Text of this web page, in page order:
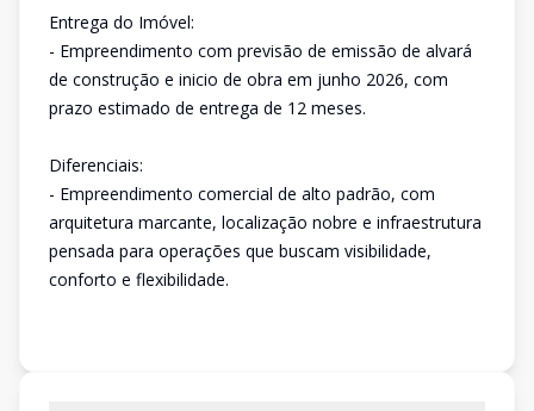
Entrega do Imóvel:
- Empreendimento com previsão de emissão de alvará
de construção e inicio de obra em junho 2026, com
prazo estimado de entrega de 12 meses.
Diferenciais:
- Empreendimento comercial de alto padrão, com
arquitetura marcante, localização nobre e infraestrutura
pensada para operações que buscam visibilidade,
conforto e flexibilidade.